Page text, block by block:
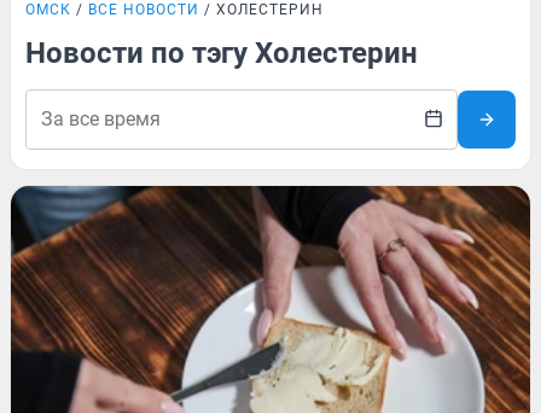
ОМСК ВСЕ НОВОСТИ ХОЛЕСТЕРИН
Новости по тэгу Холестерин